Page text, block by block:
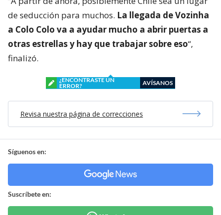
de seducción para muchos. La llegada de Vozinha
a Colo Colo va a ayudar mucho a abrir puertas a
otras estrellas y hay que trabajar sobre eso“,
finalizó.
¿ENCONTRASTE UN
ERROR?
AVÍSANOS
Revisa nuestra página de correcciones
Síguenos en:
Suscríbete en: